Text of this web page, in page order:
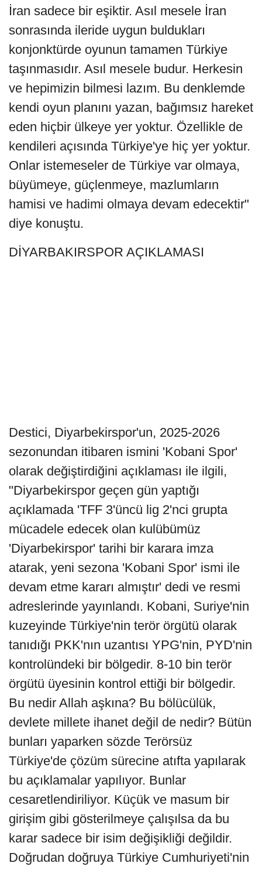
İran sadece bir eşiktir. Asıl mesele İran
sonrasında ileride uygun buldukları
konjonktürde oyunun tamamen Türkiye
taşınmasıdır. Asıl mesele budur. Herkesin
ve hepimizin bilmesi lazım. Bu denklemde
kendi oyun planını yazan, bağımsız hareket
eden hiçbir ülkeye yer yoktur. Özellikle de
kendileri açısında Türkiye'ye hiç yer yoktur.
Onlar istemeseler de Türkiye var olmaya,
büyümeye, güçlenmeye, mazlumların
hamisi ve hadimi olmaya devam edecektir"
diye konuştu.
DİYARBAKIRSPOR AÇIKLAMASI
Destici, Diyarbekirspor'un, 2025-2026
sezonundan itibaren ismini 'Kobani Spor'
olarak değiştirdiğini açıklaması ile ilgili,
"Diyarbekirspor geçen gün yaptığı
açıklamada 'TFF 3'üncü lig 2'nci grupta
mücadele edecek olan kulübümüz
'Diyarbekirspor' tarihi bir karara imza
atarak, yeni sezona 'Kobani Spor' ismi ile
devam etme kararı almıştır' dedi ve resmi
adreslerinde yayınlandı. Kobani, Suriye'nin
kuzeyinde Türkiye'nin terör örgütü olarak
tanıdığı PKK'nın uzantısı YPG'nin, PYD'nin
kontrolündeki bir bölgedir. 8-10 bin terör
örgütü üyesinin kontrol ettiği bir bölgedir.
Bu nedir Allah aşkına? Bu bölücülük,
devlete millete ihanet değil de nedir? Bütün
bunları yaparken sözde Terörsüz
Türkiye'de çözüm sürecine atıfta yapılarak
bu açıklamalar yapılıyor. Bunlar
cesaretlendiriliyor. Küçük ve masum bir
girişim gibi gösterilmeye çalışılsa da bu
karar sadece bir isim değişikliği değildir.
Doğrudan doğruya Türkiye Cumhuriyeti'nin